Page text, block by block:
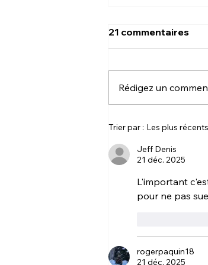
ATELIER-
sentier de
une stratégie
le chevreuil et
21 commentaires
Rédigez un
Trier par : Les plus récents
Jeff Denis
21 déc. 2025
L'important
pour ne pas
rogerpaquin18
21 déc. 2025